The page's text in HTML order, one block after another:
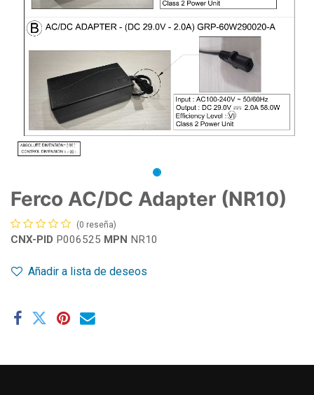
Ferco AC/DC Adapter (NR10)
(0 reseña)
CNX-PID P006525 MPN NR10
Añadir a lista de deseos